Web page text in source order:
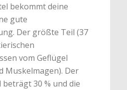
bekommt deine
gute
Der größte Teil (37
vom Geflügel
Muskelmagen). Der
30 % und die